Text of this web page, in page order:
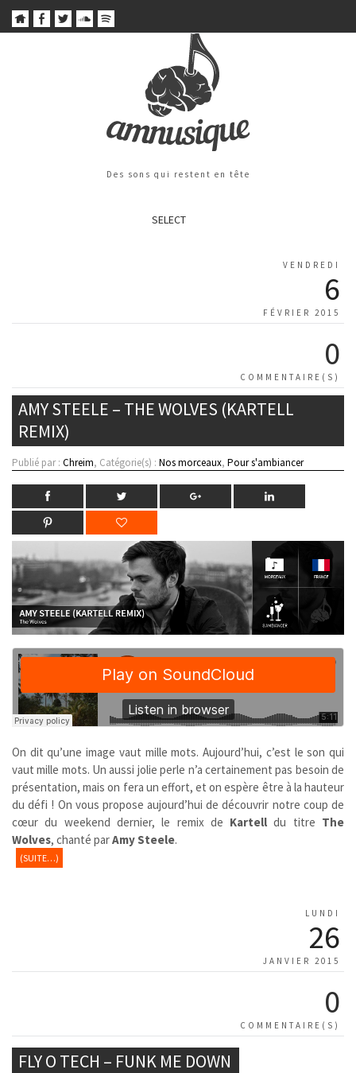
Des sons qui restent en tête
SELECT
VENDREDI
6
FÉVRIER 2015
0
COMMENTAIRE(S)
AMY STEELE – THE WOLVES (KARTELL
REMIX)
Publié par : Chreim, Catégorie(s) : Nos morceaux, Pour s'ambiancer
On dit qu’une image vaut mille mots. Aujourd’hui, c’est le son qui
vaut mille mots. Un aussi jolie perle n’a certainement pas besoin de
présentation, mais on fera un effort, et on espère être à la hauteur
du défi ! On vous propose aujourd’hui de découvrir notre coup de
cœur du weekend dernier, le remix de Kartell du titre The
Wolves, chanté parAmy Steele.
(SUITE…)
LUNDI
26
JANVIER 2015
0
COMMENTAIRE(S)
FLY O TECH – FUNK ME DOWN